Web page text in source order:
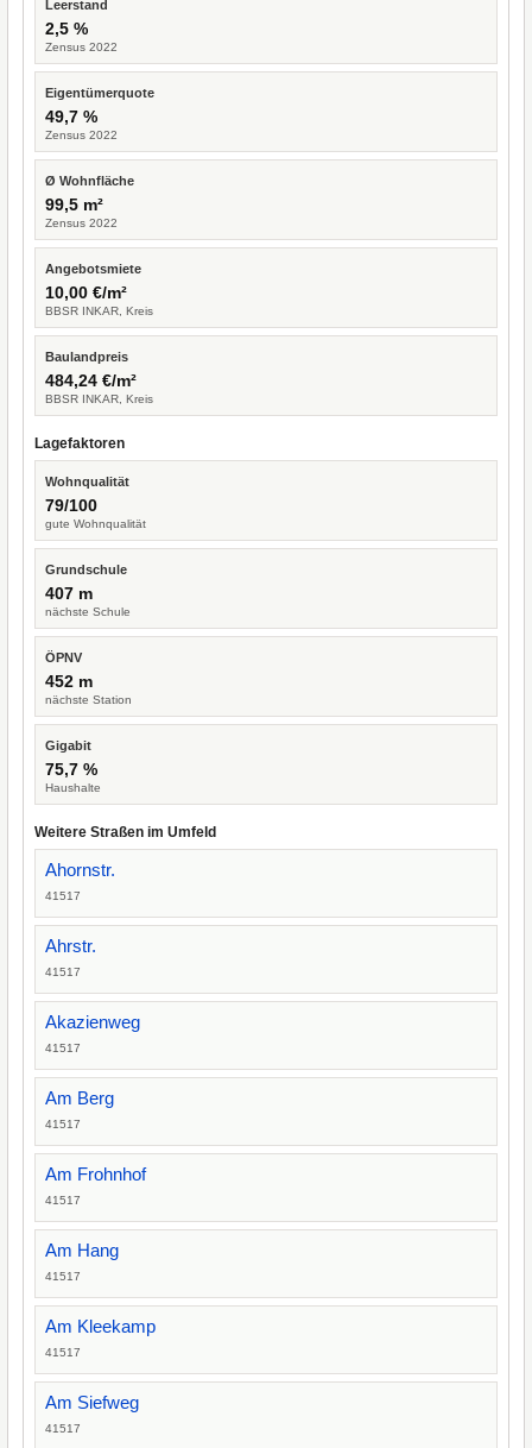
Leerstand
2,5 %
Zensus 2022
Eigentümerquote
49,7 %
Zensus 2022
Ø Wohnfläche
99,5 m²
Zensus 2022
Angebotsmiete
10,00 €/m²
BBSR INKAR, Kreis
Baulandpreis
484,24 €/m²
BBSR INKAR, Kreis
Lagefaktoren
Wohnqualität
79/100
gute Wohnqualität
Grundschule
407 m
nächste Schule
ÖPNV
452 m
nächste Station
Gigabit
75,7 %
Haushalte
Weitere Straßen im Umfeld
Ahornstr.
41517
Ahrstr.
41517
Akazienweg
41517
Am Berg
41517
Am Frohnhof
41517
Am Hang
41517
Am Kleekamp
41517
Am Siefweg
41517